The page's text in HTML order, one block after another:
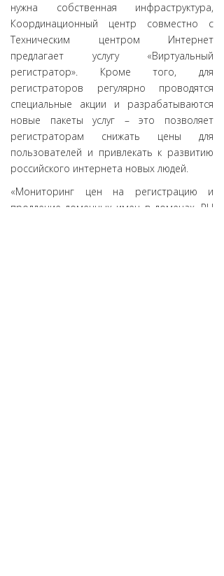
нужна собственная инфраструктура,
Координационный центр совместно с
Техническим центром Интернет
предлагает услугу «Виртуальный
регистратор». Кроме того, для
регистраторов регулярно проводятся
специальные акции и разрабатываются
новые пакеты услуг – это позволяет
регистраторам снижать цены для
пользователей и привлекать к развитию
российского интернета новых людей.
«Мониторинг цен на регистрацию и
продление доменных имен в доменах .RU